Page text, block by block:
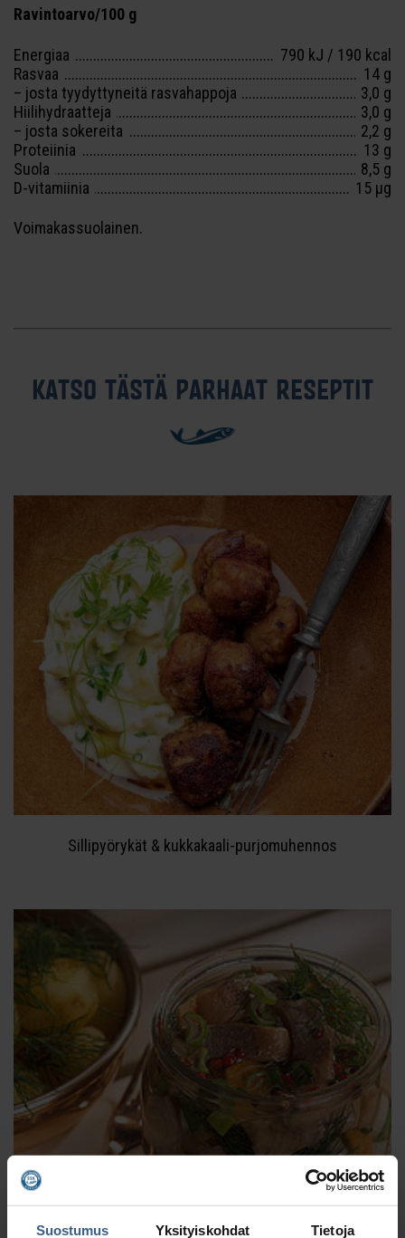
Suostumus Yksityiskohdat Tietoja
Ravintoarvo/100 g
Energiaa
790 kJ / 190 kcal
Rasvaa
14 g
– josta tyydyttyneitä rasvahappoja
3,0 g
Hiilihydraatteja
3,0 g
– josta sokereita
2,2 g
Proteiinia
13 g
Suola
8,5 g
D-vitamiinia
15 µg
Voimakassuolainen.
KATSO TÄSTÄ PARHAAT RESEPTIT
Sillipyörykät & kukkakaali-purjomuhennos